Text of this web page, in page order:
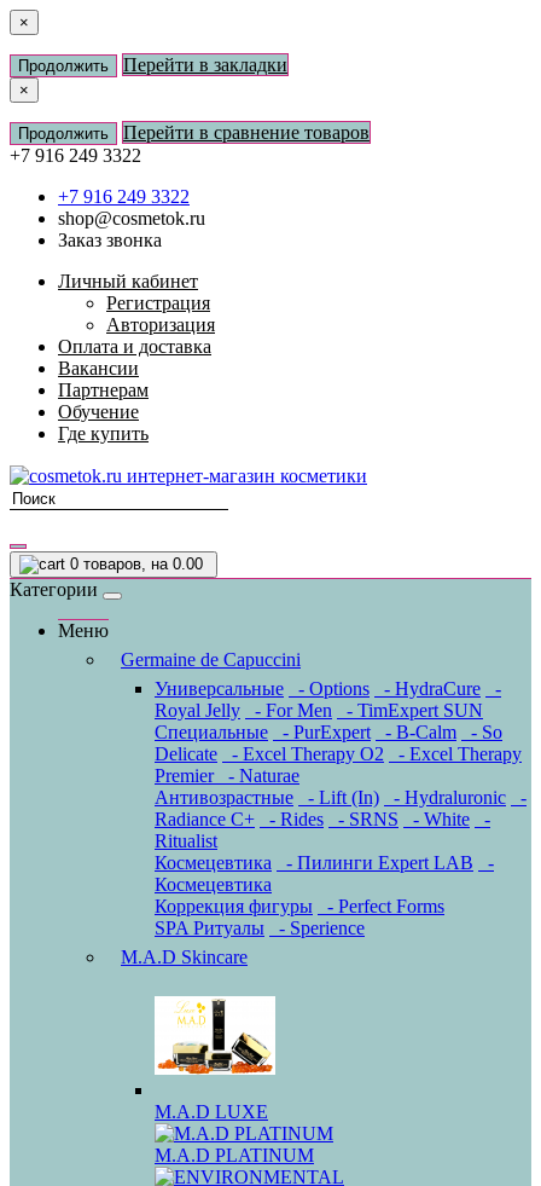
×
Продолжить Перейти в закладки
×
Продолжить
Перейти в сравнение товаров
+7 916 249 3322
+7 916 249 3322
shop@cosmetok.ru
Заказ звонка
Личный кабинет
Регистрация
Авторизация
Оплата и доставка
Вакансии
Партнерам
Обучение
Где купить
0 товаров, на 0.00
Категории
Меню
Germaine de Capuccini
Универсальные
- Options - HydraCure
-
Royal Jelly
- For Men
- TimExpert SUN
Специальные
- PurExpert - B-Calm
- So
Delicate
- Excel Therapy O2
- Excel Therapy
Premier
- Naturae
Антивозрастные
- Lift (In) - Hydraluronic
-
Radiance C+
- Rides - SRNS - White
-
Ritualist
Космецевтика
- Пилинги Expert LAB
-
Космецевтика
Коррекция фигуры
- Perfect Forms
SPA Ритуалы
- Sperience
M.A.D Skincare
M.A.D LUXE
M.A.D PLATINUM